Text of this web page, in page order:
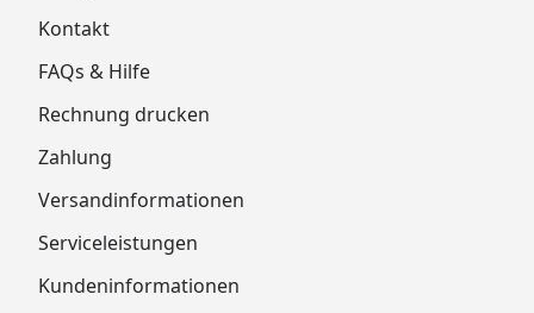
Kontakt
FAQs & Hilfe
Rechnung drucken
Zahlung
Versandinformationen
Serviceleistungen
Kundeninformationen